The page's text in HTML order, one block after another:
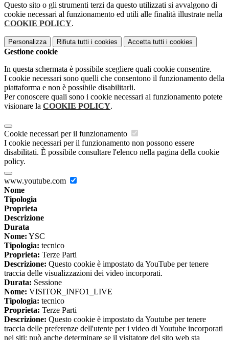
Questo sito o gli strumenti terzi da questo utilizzati si avvalgono di
cookie necessari al funzionamento ed utili alle finalità illustrate nella
COOKIE POLICY.
Personalizza Rifiuta tutti i cookies Accetta tutti i cookies
Gestione cookie
In questa schermata è possibile scegliere quali cookie consentire.
I cookie necessari sono quelli che consentono il funzionamento della
piattaforma e non è possibile disabilitarli.
Per conoscere quali sono i cookie necessari al funzionamento potete
visionare la COOKIE POLICY.
Cookie necessari per il funzionamento
I cookie necessari per il funzionamento non possono essere
disabilitati. È possibile consultare l'elenco nella pagina della cookie
policy.
www.youtube.com
Nome
Tipologia
Proprieta
Descrizione
Durata
Nome: YSC
Tipologia: tecnico
Proprieta: Terze Parti
Descrizione: Questo cookie è impostato da YouTube per tenere
traccia delle visualizzazioni dei video incorporati.
Durata: Sessione
Nome: VISITOR_INFO1_LIVE
Tipologia: tecnico
Proprieta: Terze Parti
Descrizione: Questo cookie è impostato da Youtube per tenere
traccia delle preferenze dell'utente per i video di Youtube incorporati
nei siti; può anche determinare se il visitatore del sito web sta